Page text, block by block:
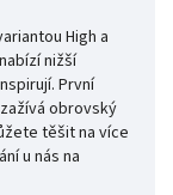
High a
nižší
První
obrovský
těšit na více
u nás na